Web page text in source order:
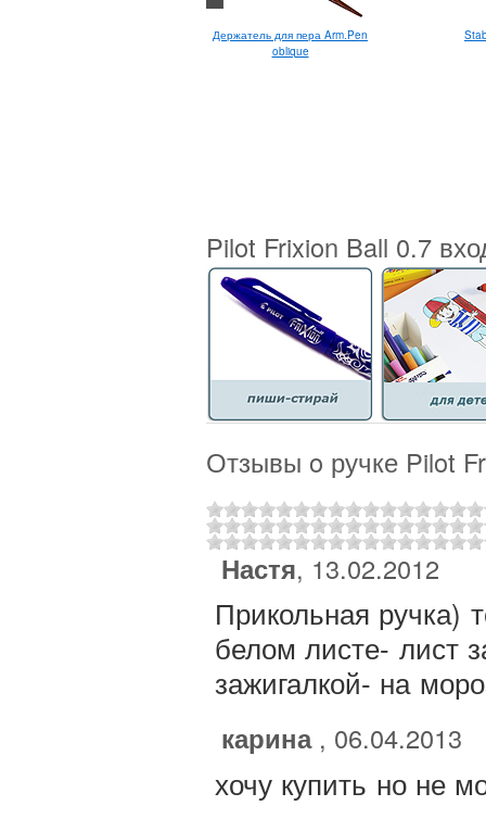
Держатель для пера Arm.Pen
oblique
Pilot Frixion Ball 0.7
Отзывы o ручке Pilot
Настя, 13.02.2012
Прикольная ручка)
белом листе- лист
зажигалкой- на
карина , 06.04.2013
хочу купить но не